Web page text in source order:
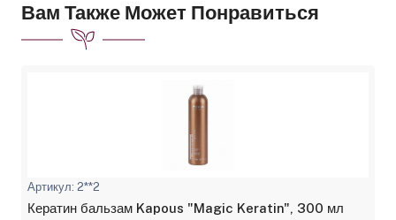
Вам Также Может Понравиться
Артикул: 2**2
Кератин бальзам Kapous "Magic Keratin", 300 мл